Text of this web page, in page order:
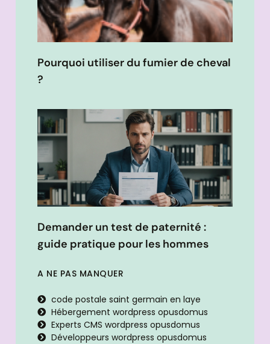
Pourquoi utiliser du fumier de cheval
?
Demander un test de paternité :
guide pratique pour les hommes
A NE PAS MANQUER
code postale saint germain en laye
Hébergement wordpress opusdomus
Experts CMS wordpress opusdomus
Développeurs wordpress opusdomus